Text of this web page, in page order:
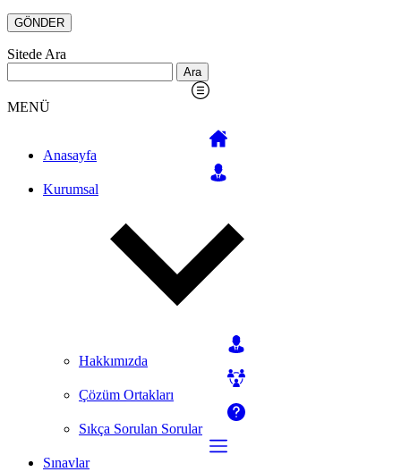
Sitede Ara
MENÜ
Anasayfa
Kurumsal
Hakkımızda
Çözüm Ortakları
Sıkça Sorulan Sorular
Sınavlar